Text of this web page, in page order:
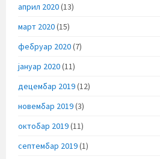
април 2020(13)
март 2020(15)
фебруар 2020(7)
јануар 2020(11)
децембар 2019(12)
новембар 2019(3)
октобар 2019(11)
септембар 2019(1)